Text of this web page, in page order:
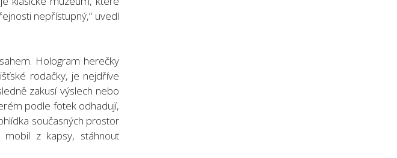
nepřístupný,“ uvedl
Hologram herečky
rodačky, je nejdříve
zakusí výslech nebo
podle fotek odhadují,
současných prostor
mobil z kapsy, stáhnout